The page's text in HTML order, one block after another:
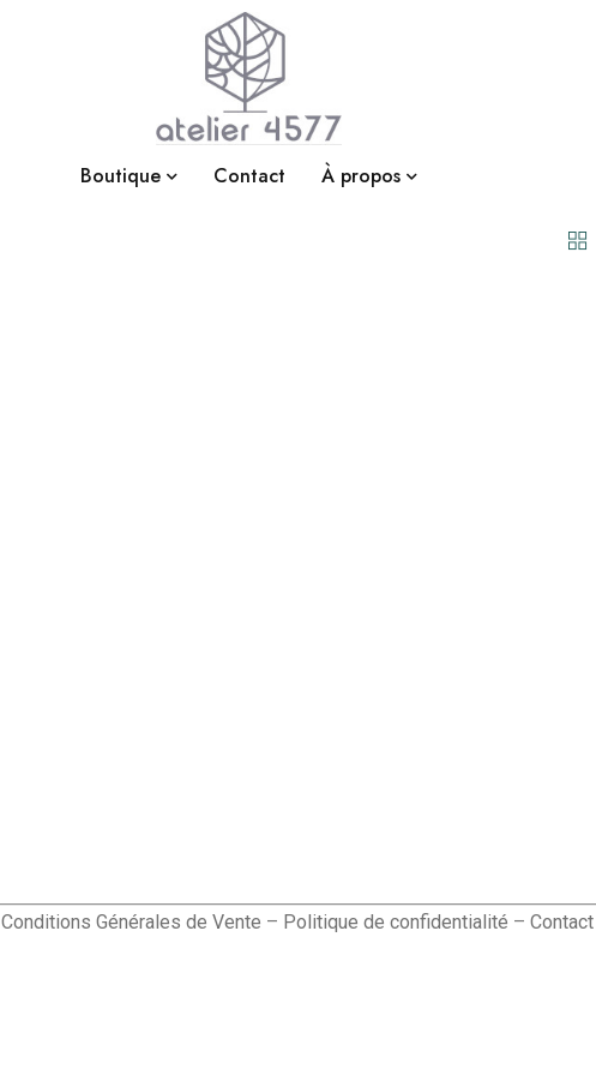
Boutique Contact À propos
Conditions Générales de Vente – Politique de confidentialité – Contact